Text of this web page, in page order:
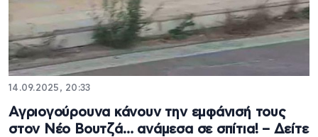
14.09.2025, 20:33
Αγριογούρουνα κάνουν την εμφάνισή τους
στον Νέο Βουτζά… ανάμεσα σε σπίτια! – Δείτε